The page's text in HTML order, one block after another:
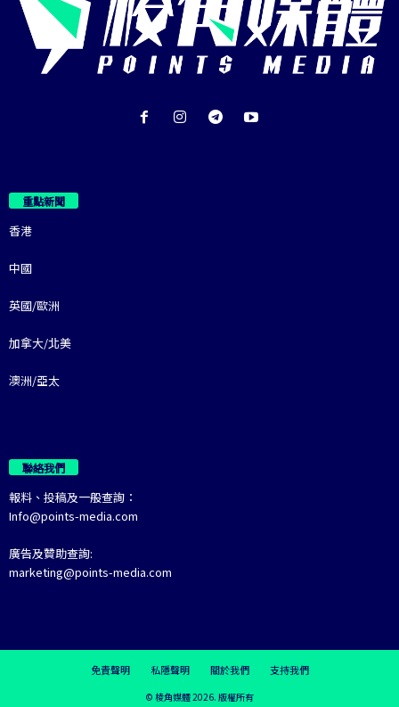
重點新聞
香港
中國
英國/歐洲
加拿大/北美
澳洲/亞太
聯絡我們
報料、投稿及一般查詢：
Info@points-media.com
廣告及贊助查詢:
marketing@points-media.com
免責聲明 私隱聲明 關於我們 支持我們
© 棱角媒體 2026. 版權所有